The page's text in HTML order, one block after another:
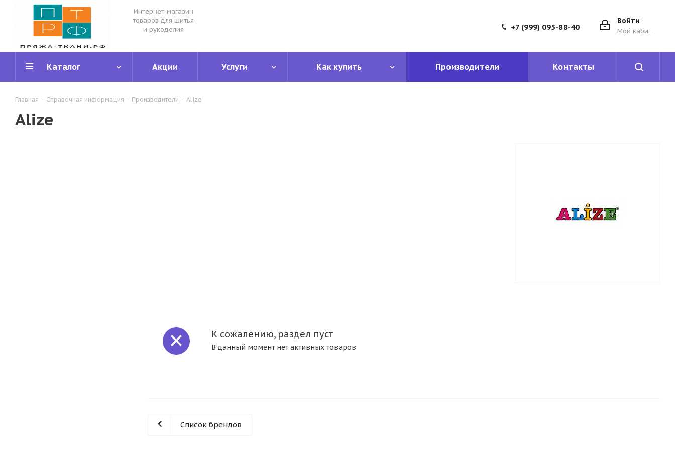
Интернет-магазин
товаров для шитья
и рукоделия
Войти
Мой кабинет
+7 (999) 095-88-40
Каталог Акции Услуги Как купить Производители Контакты
Главная - Справочная информация - Производители - Alize
Alize
К сожалению, раздел пуст
В данный момент нет активных товаров
Список брендов